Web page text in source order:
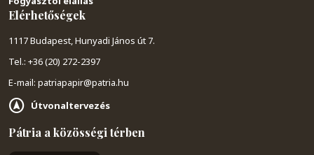
Elérhetőségek
1117 Budapest, Hunyadi János út 7.
Tel.: +36 (20) 272-2397
E-mail: patriapapir@patria.hu
Útvonaltervezés
Pátria a közösségi térben